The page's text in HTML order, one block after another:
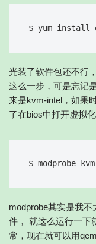
光装了软件包还不行
这么一步，可是忘记
来是kvm-intel，如果
了在bios中打开虚拟化
modprobe其实是我
件， 就这么运行一
常，现在就可以用